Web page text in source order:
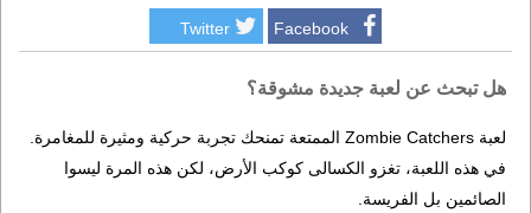
Facebook
Twitter
هل تبحث عن لعبة جديدة مشوقة؟
لعبة Zombie Catchers الممتعة تمنحك تجربة حركية ومثيرة للمغامرة.
في هذه اللعبة، تغزو الكسالى كوكب الأرض، لكن هذه المرة ليسوا
الصائمين بل الفريسة.